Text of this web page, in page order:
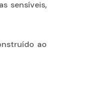
sensíveis,
ao